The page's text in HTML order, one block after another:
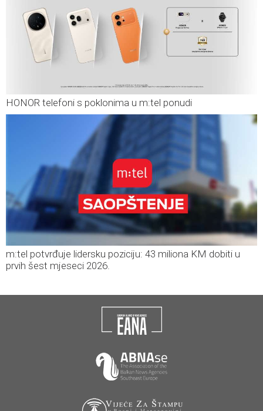
HONOR telefoni s poklonima u m:tel ponudi
m:tel potvrđuje lidersku poziciju: 43 miliona KM dobiti u
prvih šest mjeseci 2026.